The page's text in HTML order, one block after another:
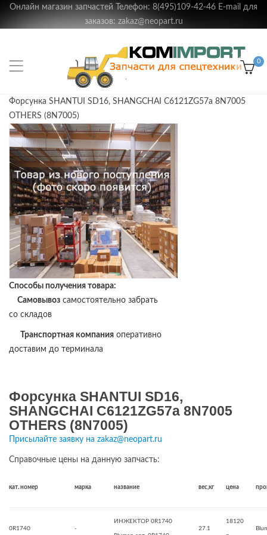
Онлайн магазин запчастей Телефон: 8(495)109-42-46 E-mail для
заказов: zakaz@neopart.ru
0
Форсунка SHANTUI SD16, SHANGCHAI C6121ZG57a 8N7005
OTHERS (8N7005)
Способы получения товара:
Самовывоз самостоятельно забрать
со складов
Транспортная компания оперативно
доставим до терминала
Форсунка SHANTUI SD16,
SHANGCHAI C6121ZG57a 8N7005
OTHERS (8N7005)
Присылайте заявку на zakaz@neopart.ru
Справочные цены на данную запчасть:
кат. номер марка название вес,кг цена
0R1740 -
ИНЖЕКТОР 0R1740
27.1
18120